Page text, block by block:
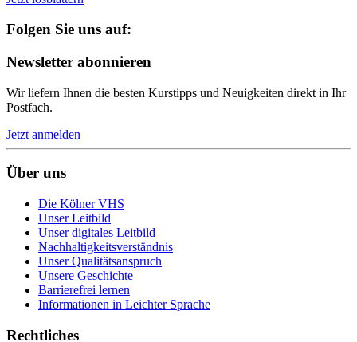
Folgen Sie uns auf:
Newsletter abonnieren
Wir liefern Ihnen die besten Kurstipps und Neuigkeiten direkt in Ihr
Postfach.
Jetzt anmelden
Über uns
Die Kölner VHS
Unser Leitbild
Unser digitales Leitbild
Nachhaltigkeitsverständnis
Unser Qualitätsanspruch
Unsere Geschichte
Barrierefrei lernen
Informationen in Leichter Sprache
Rechtliches